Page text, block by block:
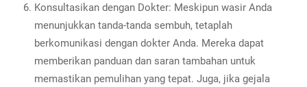
Konsultasikan dengan Dokter: Meskipun wasir Anda
menunjukkan tanda-tanda sembuh, tetaplah
berkomunikasi dengan dokter Anda. Mereka dapat
memberikan panduan dan saran tambahan untuk
memastikan pemulihan yang tepat. Juga, jika gejala